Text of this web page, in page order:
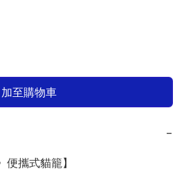
加至購物車
−
攜式貓籠】